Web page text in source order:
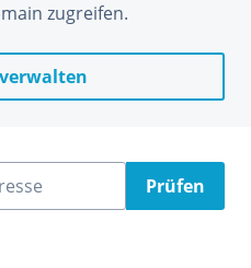
zugreifen.
Prüfen